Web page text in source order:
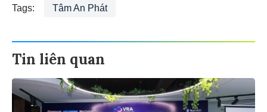
Tags: Tâm An Phát
Tin liên quan